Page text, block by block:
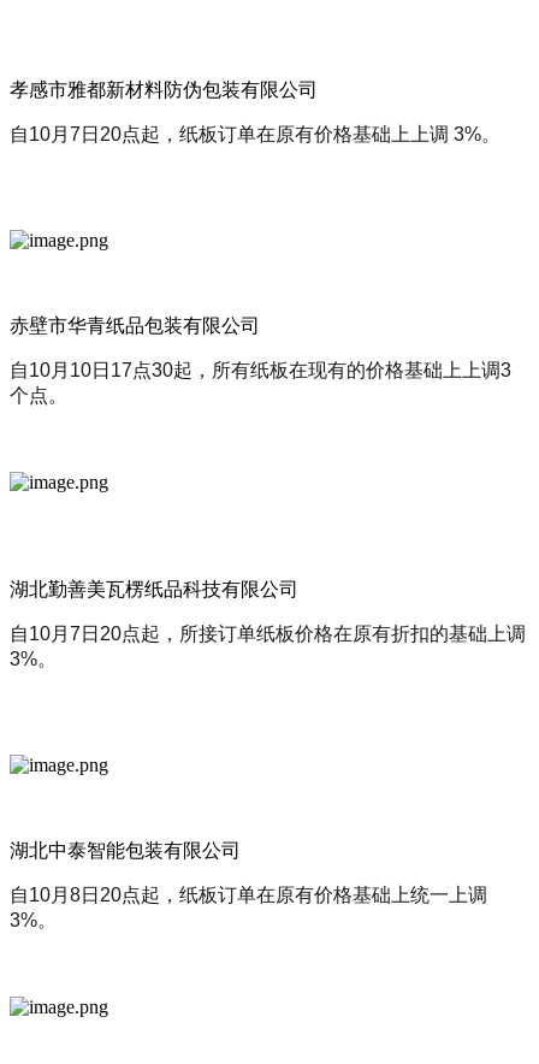
孝感市雅都新材料防伪包装有限公司
自10月7日20点起，纸板订单在原有价格基础上上调 3%。
赤壁市华青纸品包装有限公司
自10月10日17点30起，所有纸板在现有的价格基础上上调3
个点。
湖北勤善美瓦楞纸品科技有限公司
自10月7日20点起，所接订单纸板价格在原有折扣的基础上调
3%。
湖北中泰智能包装有限公司
自10月8日20点起，纸板订单在原有价格基础上统一上调
3%。